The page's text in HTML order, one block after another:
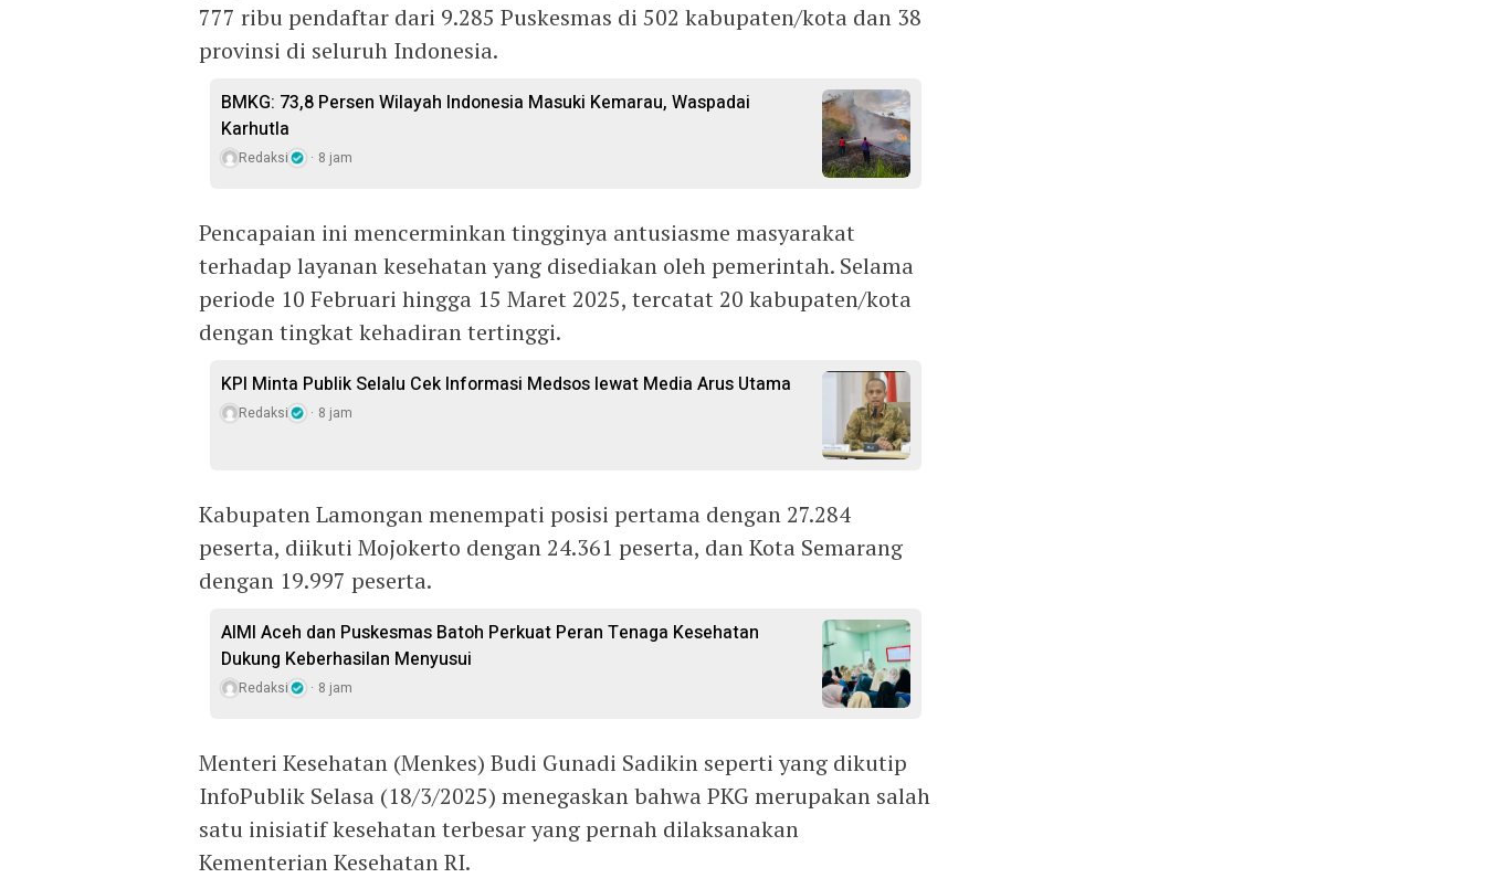
777 ribu pendaftar dari 9.285 Puskesmas di 502 kabupaten/kota dan 38
provinsi di seluruh Indonesia.
BMKG: 73,8 Persen Wilayah Indonesia Masuki Kemarau, Waspadai
Karhutla
Redaksi 8 jam
Pencapaian ini mencerminkan tingginya antusiasme masyarakat
terhadap layanan kesehatan yang disediakan oleh pemerintah. Selama
periode 10 Februari hingga 15 Maret 2025, tercatat 20 kabupaten/kota
dengan tingkat kehadiran tertinggi.
KPI Minta Publik Selalu Cek Informasi Medsos lewat Media Arus Utama
Redaksi 8 jam
Kabupaten Lamongan menempati posisi pertama dengan 27.284
peserta, diikuti Mojokerto dengan 24.361 peserta, dan Kota Semarang
dengan 19.997 peserta.
AIMI Aceh dan Puskesmas Batoh Perkuat Peran Tenaga Kesehatan
Dukung Keberhasilan Menyusui
Redaksi 8 jam
Menteri Kesehatan (Menkes) Budi Gunadi Sadikin seperti yang dikutip
InfoPublik Selasa (18/3/2025) menegaskan bahwa PKG merupakan salah
satu inisiatif kesehatan terbesar yang pernah dilaksanakan
Kementerian Kesehatan RI.